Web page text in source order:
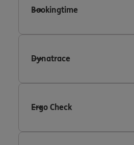
Bookingtime
Dynatrace
Ergo Check